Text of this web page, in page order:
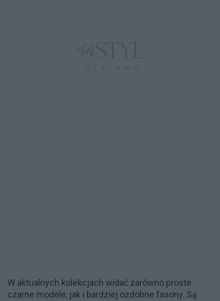
W aktualnych kolekcjach widać zarówno proste
czarne modele, jak i bardziej ozdobne fasony. Są